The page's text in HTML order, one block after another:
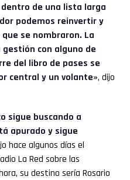
dentro de una lista larga
podemos reinvertir y
se nombraron. La
con alguno de
del libro de pases se
central y un volante», dijo
sigue buscando a
apurado y sigue
hace algunos días el
La Red sobre las
su destino sería Rosario